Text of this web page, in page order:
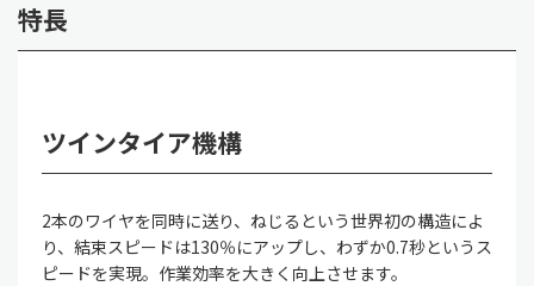
特長
ツインタイア機構
2本のワイヤを同時に送り、ねじるという世界初の構造によ
り、結束スピードは130％にアップし、わずか0.7秒というス
ピードを実現。作業効率を大きく向上させます。